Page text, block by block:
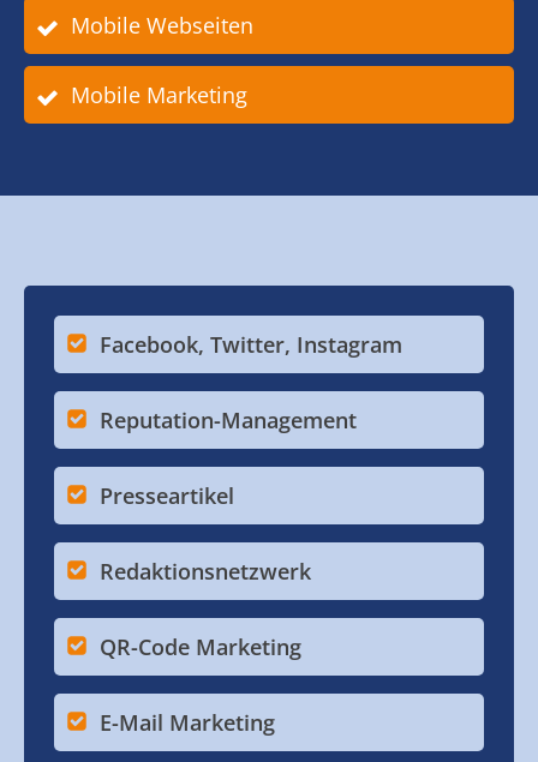
Mobile Webseiten
Mobile Marketing
Facebook, Twitter, Instagram
Reputation-Management
Presseartikel
Redaktionsnetzwerk
QR-Code Marketing
E-Mail Marketing